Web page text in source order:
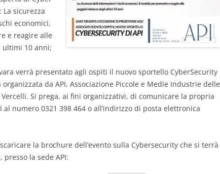
sicurezza
economici,
e reagire alle
ultimi 10 anni;
verrà presentato agli ospiti il nuovo sportello CyberSecurity
da API, Associazione Piccole e Medie Industrie delle
Vercelli. Si prega, ai fini organizzativi, di comunicare la propria
al numero 0321 398 464 o all’indirizzo di posta elettronica
la brochure dell’evento sulla Cybersecurity che si terrà
la sede API: